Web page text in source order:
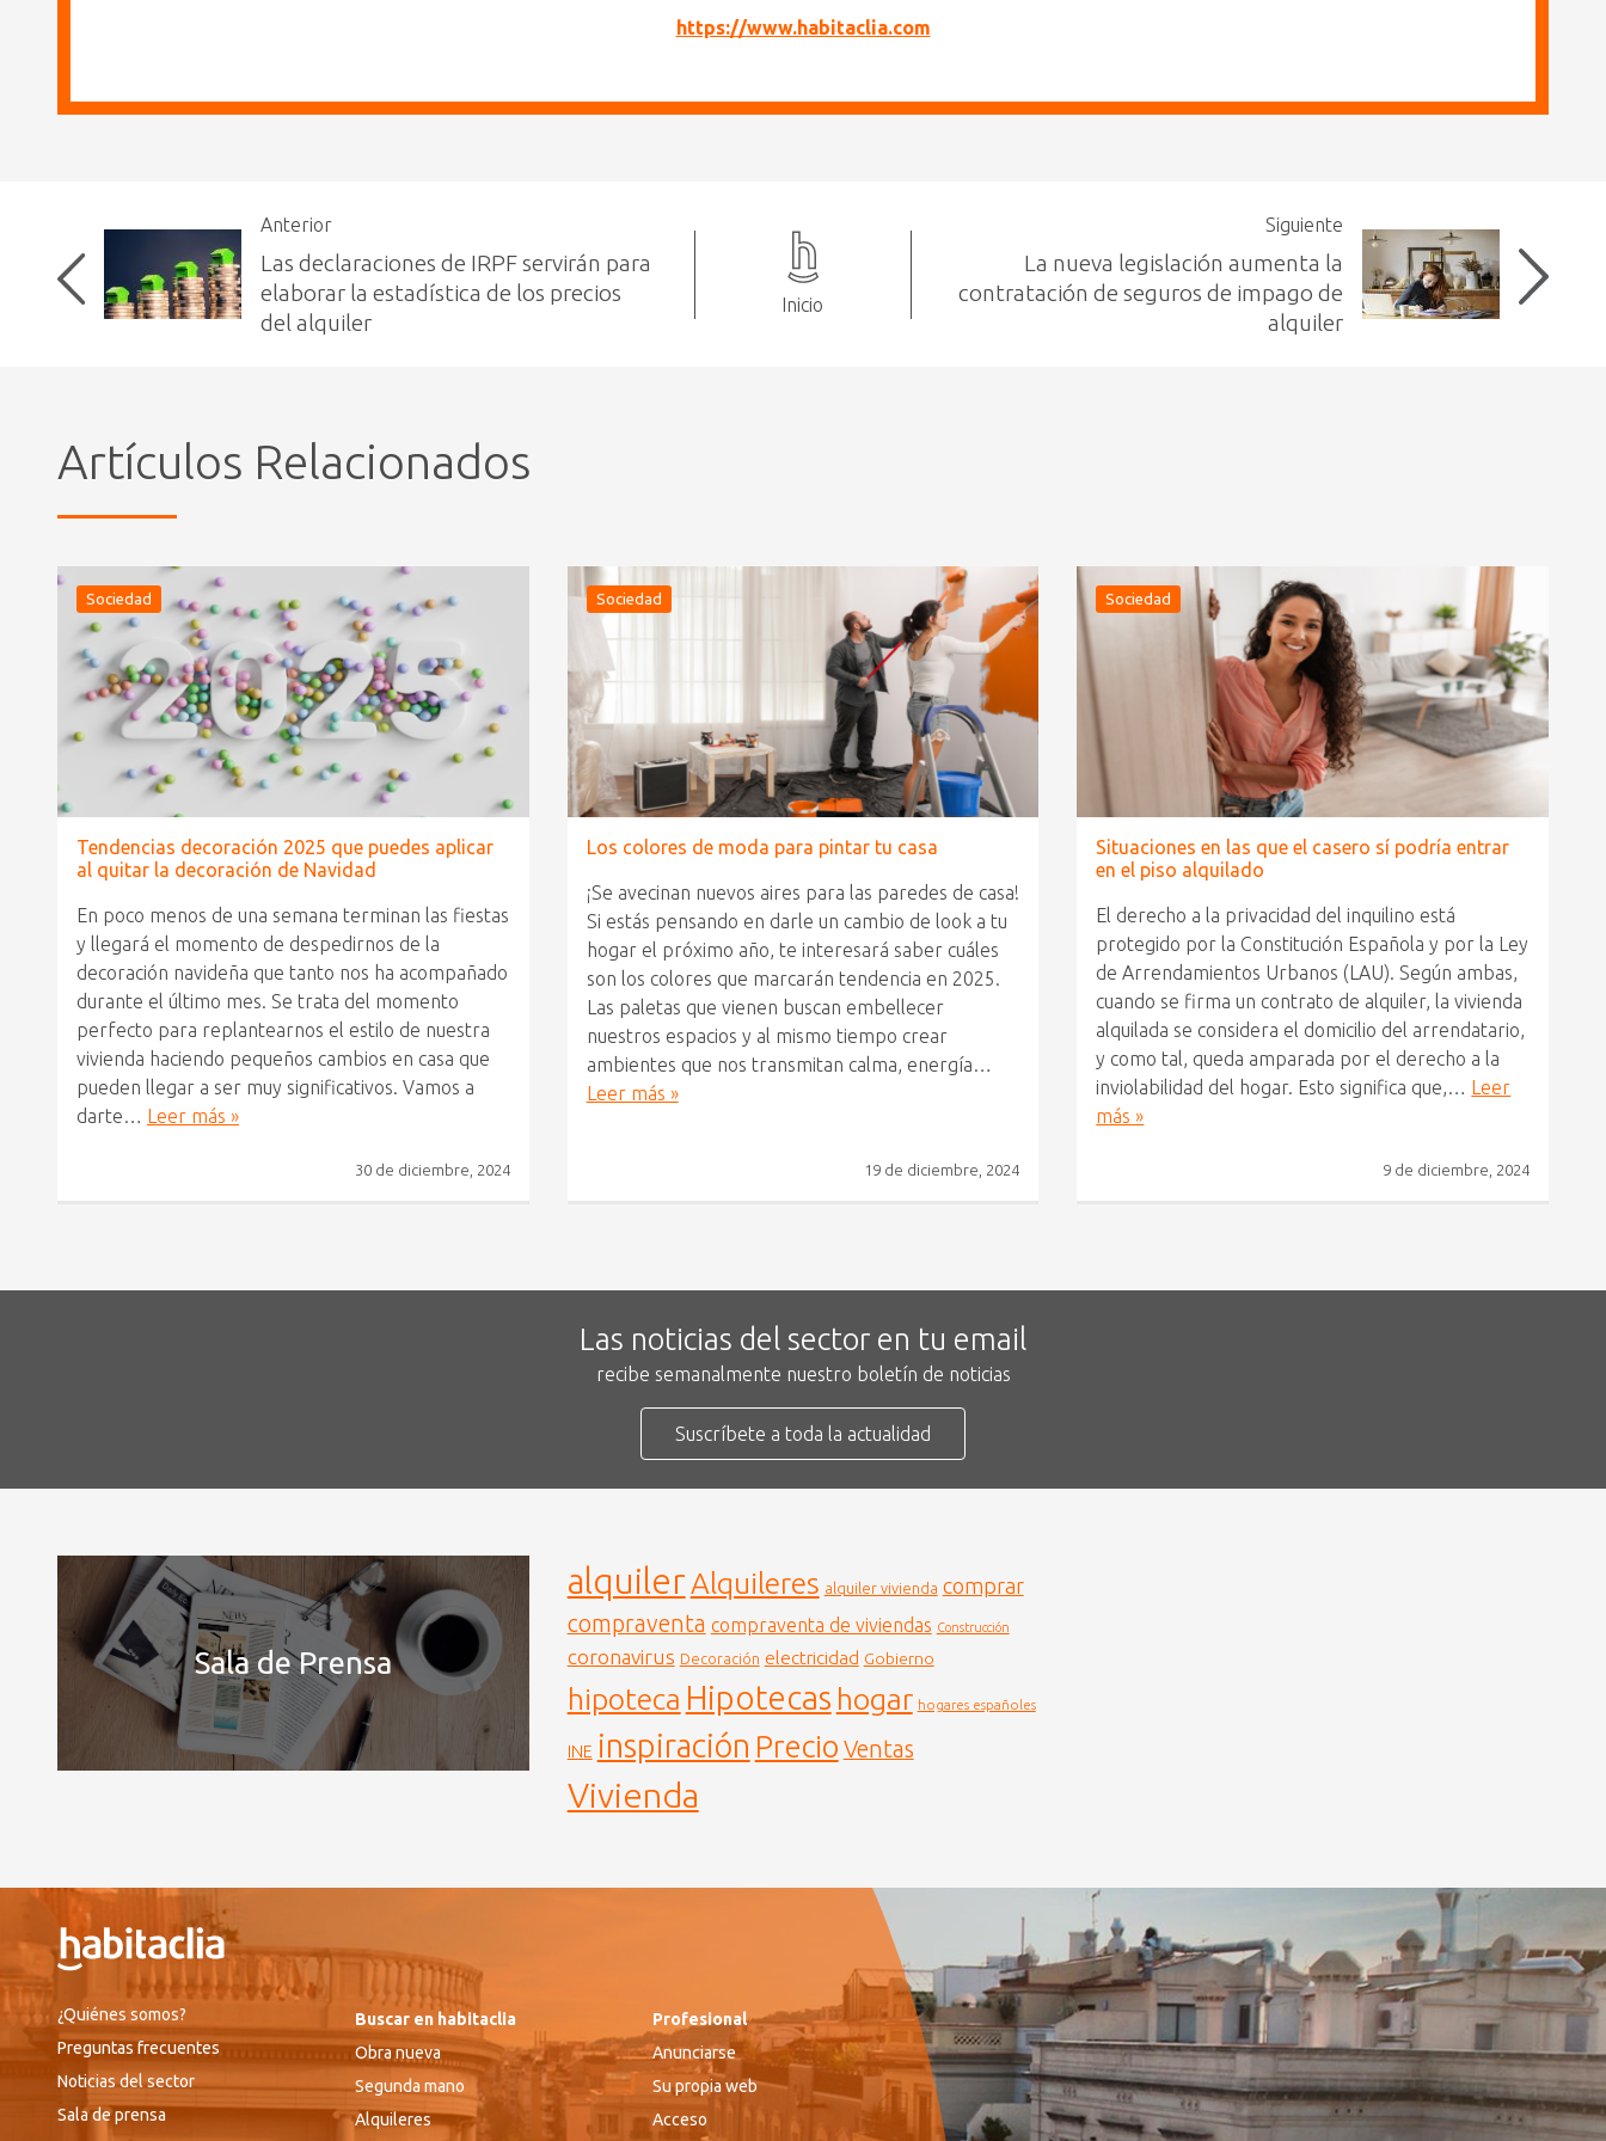
https://www.habitaclia.com
Anterior
Las declaraciones de IRPF servirán para
elaborar la estadística de los precios
del alquiler
Inicio
Siguiente
La nueva legislación aumenta la
contratación de seguros de impago de
alquiler
Artículos Relacionados
Sociedad
Tendencias decoración 2025 que puedes aplicar
al quitar la decoración de Navidad
En poco menos de una semana terminan las fiestas
y llegará el momento de despedirnos de la
decoración navideña que tanto nos ha acompañado
durante el último mes. Se trata del momento
perfecto para replantearnos el estilo de nuestra
vivienda haciendo pequeños cambios en casa que
pueden llegar a ser muy significativos. Vamos a
darte…
Leer más »
30 de diciembre, 2024
Sociedad
Los colores de moda para pintar tu casa
¡Se avecinan nuevos aires para las paredes de casa!
Si estás pensando en darle un cambio de look a tu
hogar el próximo año, te interesará saber cuáles
son los colores que marcarán tendencia en 2025.
Las paletas que vienen buscan embellecer
nuestros espacios y al mismo tiempo crear
ambientes que nos transmitan calma, energía…
Leer más »
19 de diciembre, 2024
Sociedad
Situaciones en las que el casero sí podría entrar
en el piso alquilado
El derecho a la privacidad del inquilino está
protegido por la Constitución Española y por la Ley
de Arrendamientos Urbanos (LAU). Según ambas,
cuando se firma un contrato de alquiler, la vivienda
alquilada se considera el domicilio del arrendatario,
y como tal, queda amparada por el derecho a la
inviolabilidad del hogar. Esto significa que,…
Leer
más »
9 de diciembre, 2024
Las noticias del sector en tu email
recibe semanalmente nuestro boletín de noticias
Suscríbete a toda la actualidad
Sala de Prensa
alquilerAlquileres alquiler vivienda comprar
compraventa compraventa de viviendas Construcción
coronavirus Decoración electricidad Gobierno
hipoteca Hipotecas hogar hogares españoles
INE inspiración Precio Ventas
Vivienda
¿Quiénes somos?
Preguntas frecuentes
Noticias del sector
Sala de prensa
Buscar en habitaclia
Obra nueva
Segunda mano
Alquileres
Profesional
Anunciarse
Su propia web
Acceso